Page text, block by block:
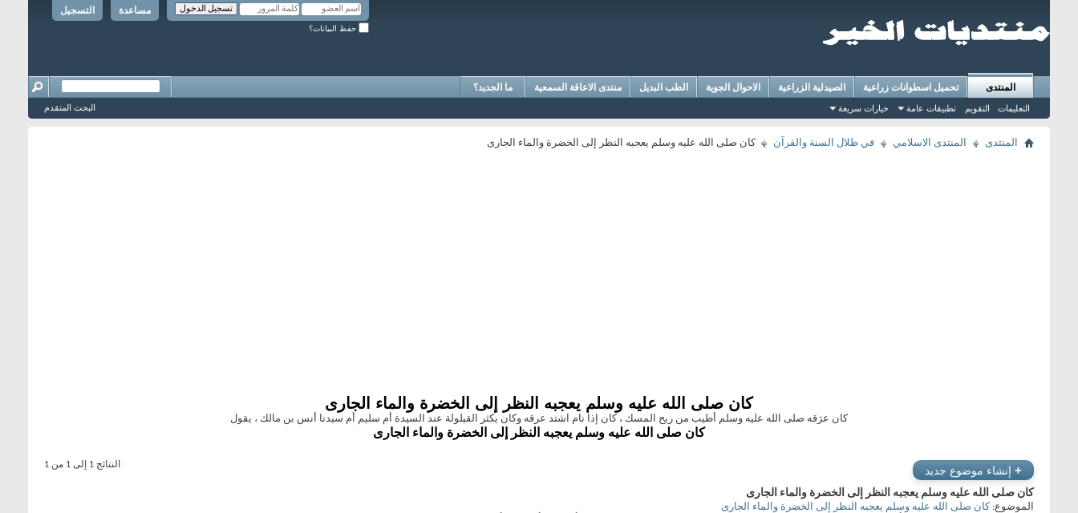
التسجيل مساعدة
حفظ البيانات؟
المنتدى
التعليمات التقويم تطبيقات عامة خيارات سريعة
تحميل اسطوانات زراعية الصيدلية الزراعية الاحوال الجوية الطب البديل منتدى الاعاقة السمعية ما الجديد؟
البحث المتقدم
المنتدى المنتدى الاسلامي في ظلال السنة والقرآن كان صلى الله عليه وسلم يعجبه النظر إلى الخضرة والماء الجارى
كان صلى الله عليه وسلم يعجبه النظر إلى الخضرة والماء الجارى
كان عرَقه صلى الله عليه وسلم أطيب من ريح المسك ، كان إذا نام اشتد عرقه وكان يكثر القيلولة عند السيدة أم سليم أم سيدنا أنس بن مالك ، يقول
كان صلى الله عليه وسلم يعجبه النظر إلى الخضرة والماء الجارى
+ إنشاء موضوع جديد النتائج 1 إلى 1 من 1
كان صلى الله عليه وسلم يعجبه النظر إلى الخضرة والماء الجارى
الموضوع: كان صلى الله عليه وسلم يعجبه النظر إلى الخضرة والماء الجارى